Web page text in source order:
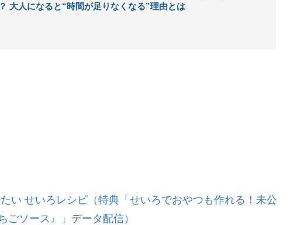
大人になると“時間が足りなくなる”理由とは
い せいろレシピ（特典「せいろでおやつも作れる！未公
ソース』」データ配信）